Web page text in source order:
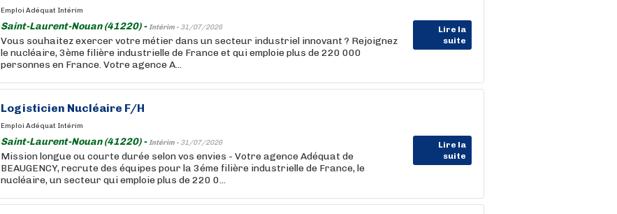
Emploi Adéquat Intérim
Saint-Laurent-Nouan (41220) -Intérim - 31/07/2026
Lire la
suite
Vous souhaitez exercer votre métier dans un secteur industriel innovant ? Rejoignez
le nucléaire, 3ème filière industrielle de France et qui emploie plus de 220 000
personnes en France. Votre agence A...
Logisticien Nucléaire F/H
Emploi Adéquat Intérim
Saint-Laurent-Nouan (41220) -Intérim - 31/07/2026
Lire la
suite
Mission longue ou courte durée selon vos envies - Votre agence Adéquat de
BEAUGENCY, recrute des équipes pour la 3éme filière industrielle de France, le
nucléaire, un secteur qui emploie plus de 220 0...